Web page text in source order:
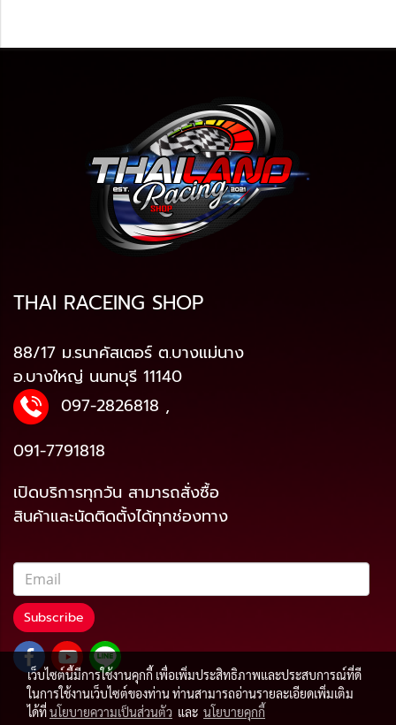
THAI RACEING SHOP
88/17 ม.รนาคัสเตอร์ ต.บางแม่นาง
อ.บางใหญ่ นนทบุรี 11140
097-2826818 ,
091-7791818
เปิดบริการทุกวัน สามารถสั่งซื้อ
สินค้าและนัดติดตั้งได้ทุกช่องทาง
Subscribe
เว็บไซต์นี้มีการใช้งานคุกกี้ เพื่อเพิ่มประสิทธิภาพและประสบการณ์ที่ดี
ในการใช้งานเว็บไซต์ของท่าน ท่านสามารถอ่านรายละเอียดเพิ่มเติม
ได้ที่นโยบายความเป็นส่วนตัว และ นโยบายคุกกี้